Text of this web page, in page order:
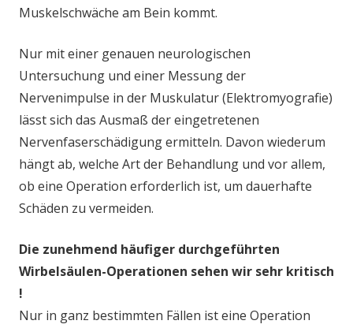
Muskelschwäche am Bein kommt.
Nur mit einer genauen neurologischen
Untersuchung und einer Messung der
Nervenimpulse in der Muskulatur (Elektromyografie)
lässt sich das Ausmaß der eingetretenen
Nervenfaserschädigung ermitteln. Davon wiederum
hängt ab, welche Art der Behandlung und vor allem,
ob eine Operation erforderlich ist, um dauerhafte
Schäden zu vermeiden.
Die zunehmend häufiger durchgeführten
Wirbelsäulen-Operationen sehen wir sehr kritisch
!
Nur in ganz bestimmten Fällen ist eine Operation